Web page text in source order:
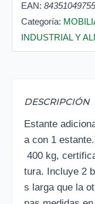
EAN:
Categoría:
INDUSTRIAL Y
DESCRIPCIÓN
Estante
a con 1
400 kg,
tura. Incluye 2
s larga que la